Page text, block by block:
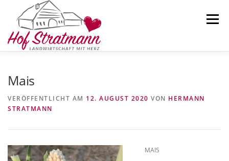
springen
Menü
SELBSTERNTEFELD
Mais
VERÖFFENTLICHT AM 12. AUGUST 2020 VON HERMANN
STRATMANN
MAIS